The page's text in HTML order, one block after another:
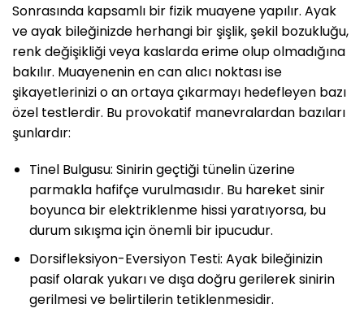
Sonrasında kapsamlı bir fizik muayene yapılır. Ayak
ve ayak bileğinizde herhangi bir şişlik, şekil bozukluğu,
renk değişikliği veya kaslarda erime olup olmadığına
bakılır. Muayenenin en can alıcı noktası ise
şikayetlerinizi o an ortaya çıkarmayı hedefleyen bazı
özel testlerdir. Bu provokatif manevralardan bazıları
şunlardır:
Tinel Bulgusu: Sinirin geçtiği tünelin üzerine
parmakla hafifçe vurulmasıdır. Bu hareket sinir
boyunca bir elektriklenme hissi yaratıyorsa, bu
durum sıkışma için önemli bir ipucudur.
Dorsifleksiyon-Eversiyon Testi: Ayak bileğinizin
pasif olarak yukarı ve dışa doğru gerilerek sinirin
gerilmesi ve belirtilerin tetiklenmesidir.